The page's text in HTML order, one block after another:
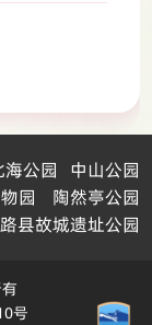
海公园
中山公园
园
陶然亭公园
路县故城遗址公园
号